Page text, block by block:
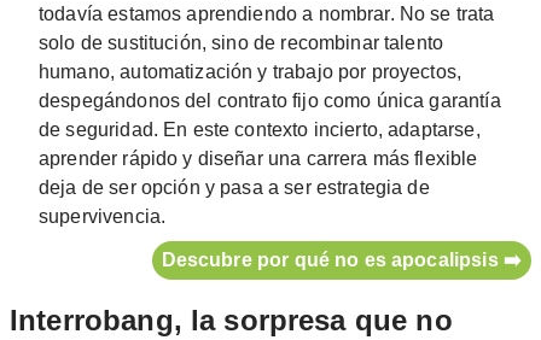
todavía estamos aprendiendo a nombrar. No se trata
solo de sustitución, sino de recombinar talento
humano, automatización y trabajo por proyectos,
despegándonos del contrato fijo como única garantía
de seguridad. En este contexto incierto, adaptarse,
aprender rápido y diseñar una carrera más flexible
deja de ser opción y pasa a ser estrategia de
supervivencia.
Descubre por qué no es apocalipsis ➡️
Interrobang, la sorpresa que no